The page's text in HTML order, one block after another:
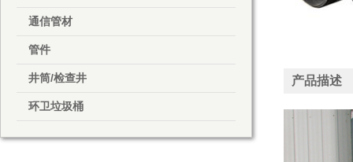
通信管材
管件
井筒/检查井
环卫垃圾桶
产品描述